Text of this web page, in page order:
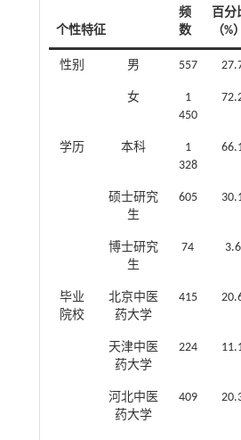
个性特征
频
数
百分
（%）
性别 男 557
女
1
450
学历 本科
1
328
硕士研究
生
605
博士研究
生
74
毕业
院校
北京中医
药大学
415
天津中医
药大学
224
河北中医
药大学
409